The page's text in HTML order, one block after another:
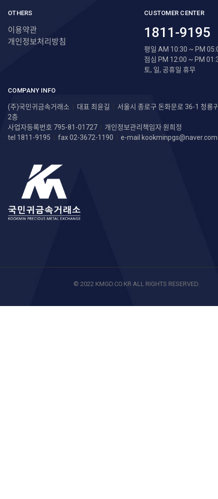
OTHERS
이용약관
개인정보처리방침
CUSTOMER CENTER
1811-9195
평일 AM 10:30 ~ PM
점심 PM 12:00 ~ PM
토, 일, 공휴일 휴무
COMPANY INFO
(주)국민귀금속거래소 | 대표 최윤길 | 서울시 종로구 돈화문로 36-1 청룡
2층
사업자등록번호 795-81-01727 | 개인정보관리책임자 원희정
tel 1811-9195 | fax 02-3672-1190 | e-mail kookminpgs@naver.com
© 2022 KMGD.CO.KR ALL RIGHTS RESERVED.